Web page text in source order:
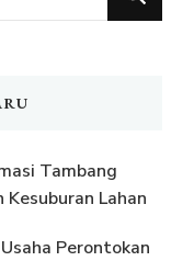
Tambang
Lahan
Perontokan